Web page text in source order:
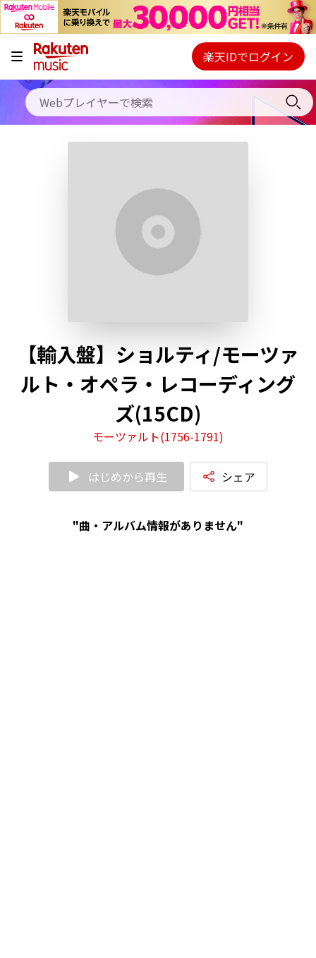
キャンペーン
料金プラン
使い方
Webプレイヤー
ご契約内容の確認・変更
楽天IDでログイン
【輸入盤】ショルティ/モーツァ
ルト・オペラ・レコーディング
ズ(15CD)
モーツァルト(1756-1791)
はじめから再生 シェア
"曲・アルバム情報がありません"